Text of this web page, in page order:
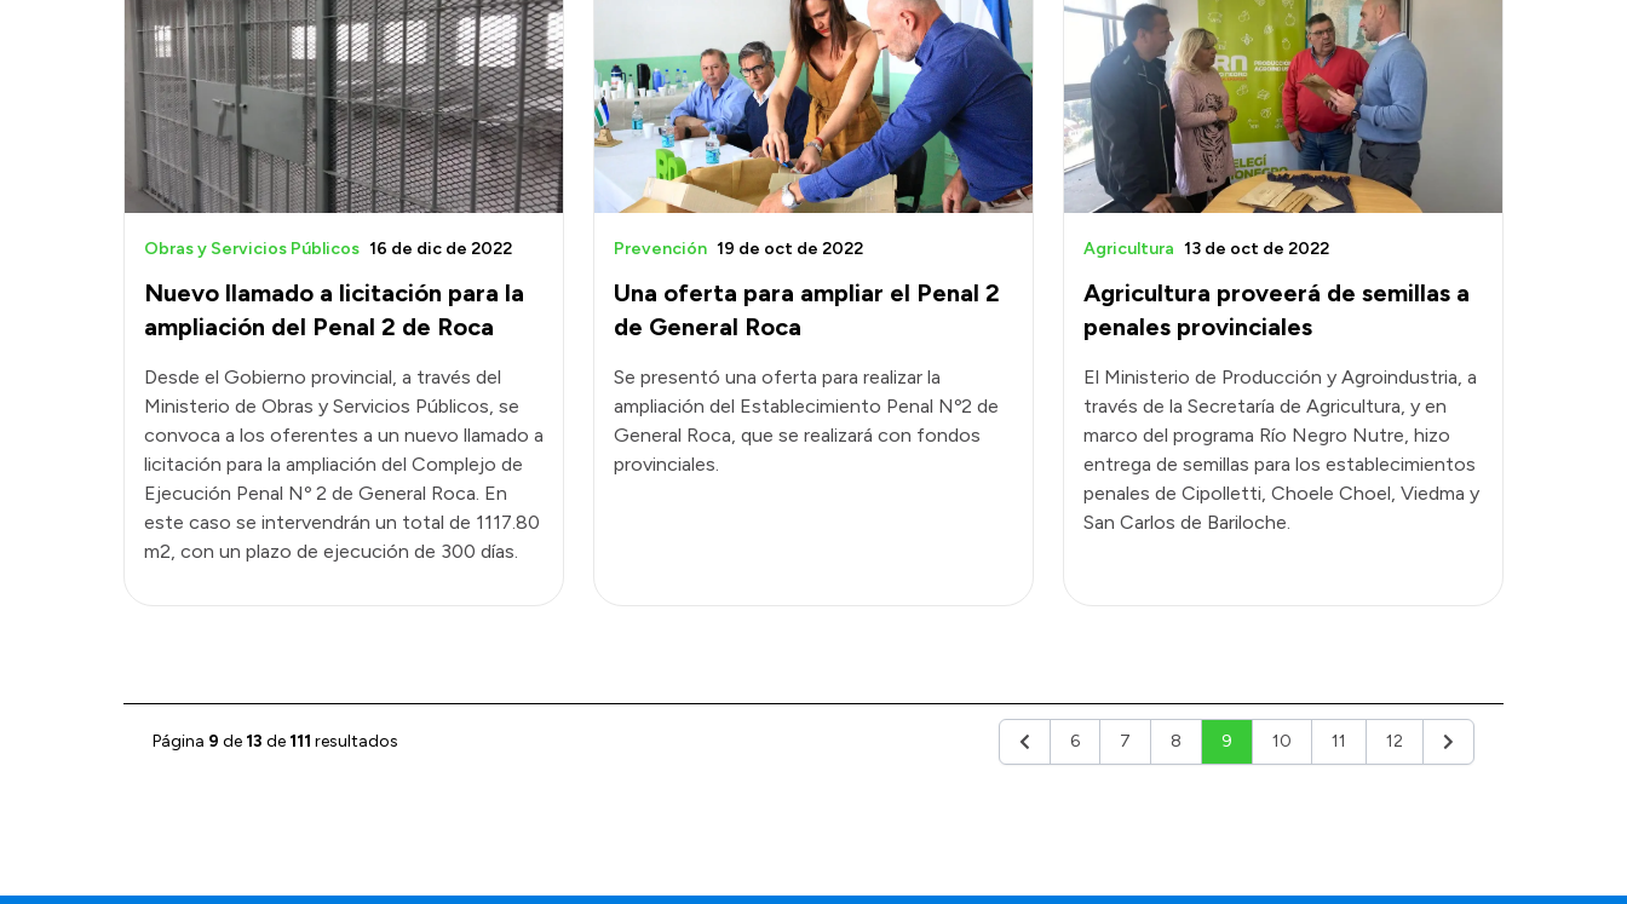
Nuevo llamado a licitación para la
ampliación del Penal 2 de Roca
Obras y Servicios Públicos 16 de dic de 2022
Desde el Gobierno provincial, a través del
Ministerio de Obras y Servicios Públicos, se
convoca a los oferentes a un nuevo llamado a
licitación para la ampliación del Complejo de
Ejecución Penal Nº 2 de General Roca. En
este caso se intervendrán un total de 1117.80
m2, con un plazo de ejecución de 300 días.
Una oferta para ampliar el Penal 2
de General Roca
Prevención 19 de oct de 2022
Se presentó una oferta para realizar la
ampliación del Establecimiento Penal Nº2 de
General Roca, que se realizará con fondos
provinciales.
Agricultura proveerá de semillas a
penales provinciales
Agricultura 13 de oct de 2022
El Ministerio de Producción y Agroindustria, a
través de la Secretaría de Agricultura, y en
marco del programa Río Negro Nutre, hizo
entrega de semillas para los establecimientos
penales de Cipolletti, Choele Choel, Viedma y
San Carlos de Bariloche.
Página 9 de 13 de 111 resultados Anterior
6 7 8 9 10 11 12 Siguiente